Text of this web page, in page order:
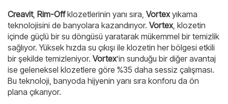
Creavit, Rim-Offklozetlerinin yanı sıra, Vortexyıkama
teknolojisini de banyolara kazandırıyor. Vortex, klozetin
içinde güçlü bir su döngüsü yaratarak mükemmel bir temizlik
sağlıyor. Yüksek hızda su çıkışı ile klozetin her bölgesi etkili
bir şekilde temizleniyor. Vortex’in sunduğu bir diğer avantaj
ise geleneksel klozetlere göre %35 daha sessiz çalışması.
Bu teknoloji, banyoda hijyenin yanı sıra konforu da ön
plana çıkarıyor.